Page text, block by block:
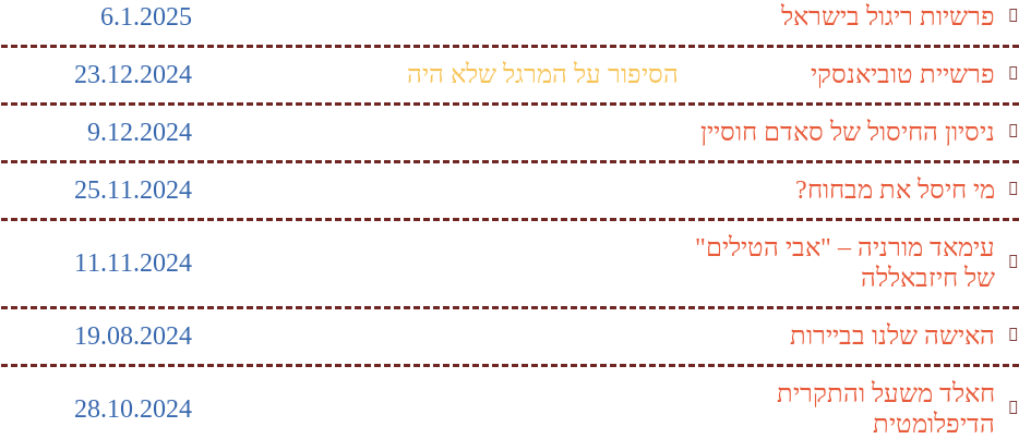
פרשיות ריגול בישראל 6.1.2025
פרשיית טוביאנסקי הסיפור על המרגל שלא היה 23.12.2024
ניסיון החיסול של סאדם חוסיין 9.12.2024
מי חיסל את מבחוח? 25.11.2024
עימאד מורניה – "אבי הטילים"
של חיזבאללה
11.11.2024
האישה שלנו בביירות 19.08.2024
חאלד משעל והתקרית
הדיפלומטית
28.10.2024